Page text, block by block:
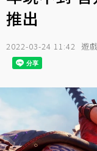
推出
2022-03-24 11:42 遊